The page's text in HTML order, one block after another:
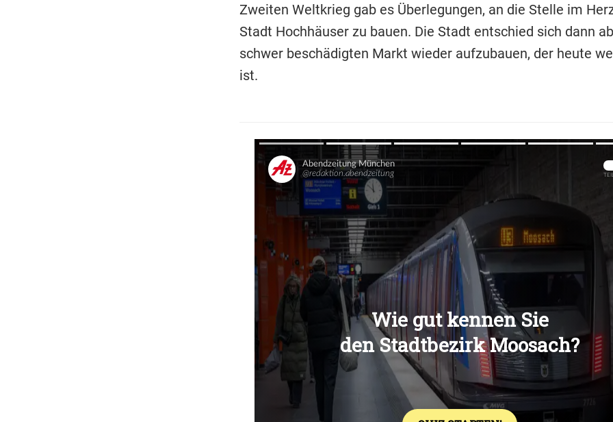
Zweiten Weltkrieg gab es Überlegungen, an die Stelle im
Stadt Hochhäuser zu bauen. Die Stadt entschied sich dann
schwer beschädigten Markt wieder aufzubauen, der heute
ist.